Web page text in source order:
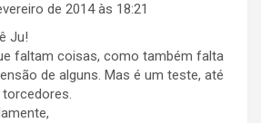
de 2014 às 18:21
Ju!
faltam coisas, como também falta
de alguns. Mas é um teste, até